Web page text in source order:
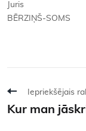
Juris
BĒRZIŅŠ-SOMS
Iepriekšējais
Kur man